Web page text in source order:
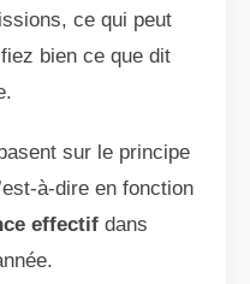
ce qui peut
bien ce que dit
sur le principe
à-dire en fonction
effectif dans